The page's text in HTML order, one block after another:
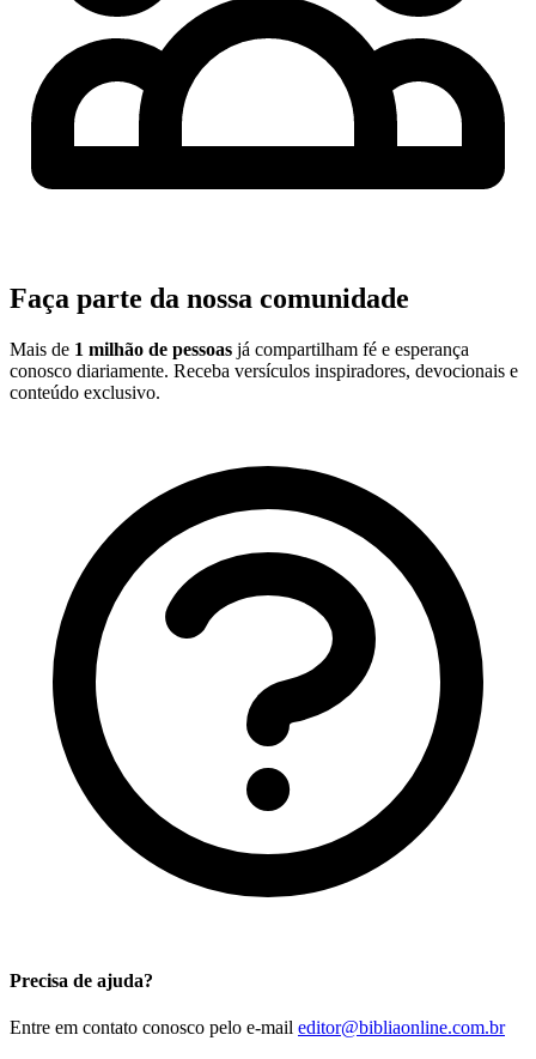
Faça parte da nossa comunidade
Mais de 1 milhão de pessoas já compartilham fé e esperança
conosco diariamente. Receba versículos inspiradores, devocionais e
conteúdo exclusivo.
Precisa de ajuda?
Entre em contato conosco pelo e-mail editor@bibliaonline.com.br